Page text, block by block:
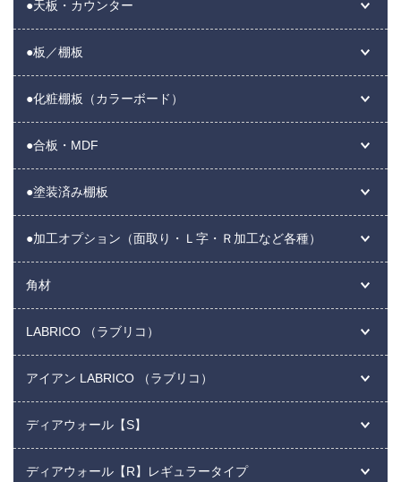
●天板・カウンター
●板／棚板
●化粧棚板（カラーボード）
●合板・MDF
●塗装済み棚板
●加工オプション（面取り・Ｌ字・Ｒ加工など各種）
角材
LABRICO （ラブリコ）
アイアン LABRICO （ラブリコ）
ディアウォール【S】
ディアウォール【R】レギュラータイプ